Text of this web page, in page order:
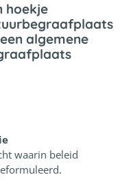
hoekje
algemene
waarin beleid